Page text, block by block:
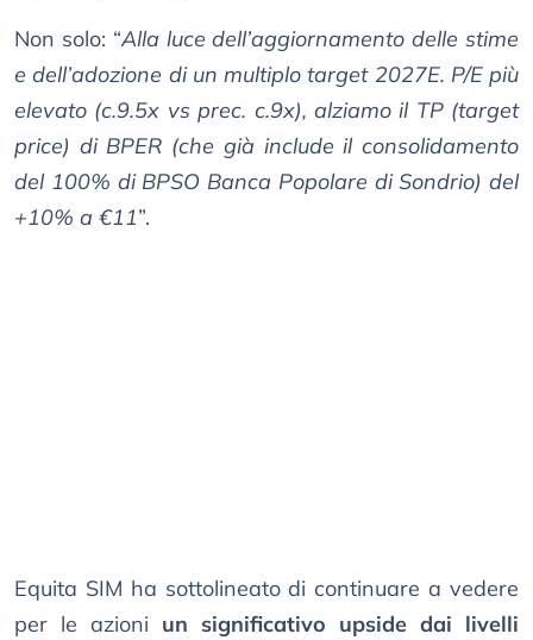
Non solo: “Alla luce dell’aggiornamento delle stime
e dell’adozione di un multiplo target 2027E. P/E più
elevato (c.9.5x vs prec. c.9x), alziamo il TP (target
price) di BPER (che già include il consolidamento
del 100% di BPSO Banca Popolare di Sondrio) del
+10% a €11”.
Equita SIM ha sottolineato di continuare a vedere
per le azioni un significativo upside dai livelli